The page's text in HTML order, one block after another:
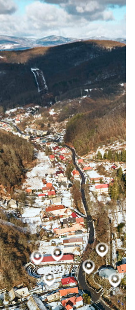
Sklené
Powered by Lapentor - the best